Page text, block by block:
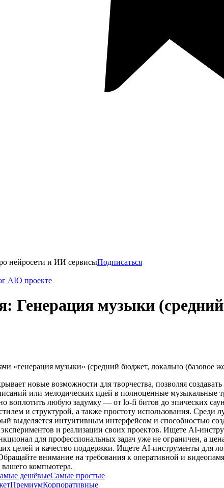
нейросети и ИИ сервисыПодписаться
AIО проекте
Генерация музыки
«генерация музыки» (средний бюджет, локально (базовое
новые возможности для творчества, позволяя
или мелодических идей в полноценные
воплотить любую задумку — от lo-fi битов до эпических
и структурой, а также простоту использования.
выделяется интуитивным интерфейсом и способностью
и реализации своих проектов. Ищете AI-
для профессиональных задач уже не ограничен, а
целей и качество поддержки. Ищете AI-инструменты для
внимание на требования к оперативной и
компьютера.
дешёвыеСамые простые
ПремиумКорпоративные